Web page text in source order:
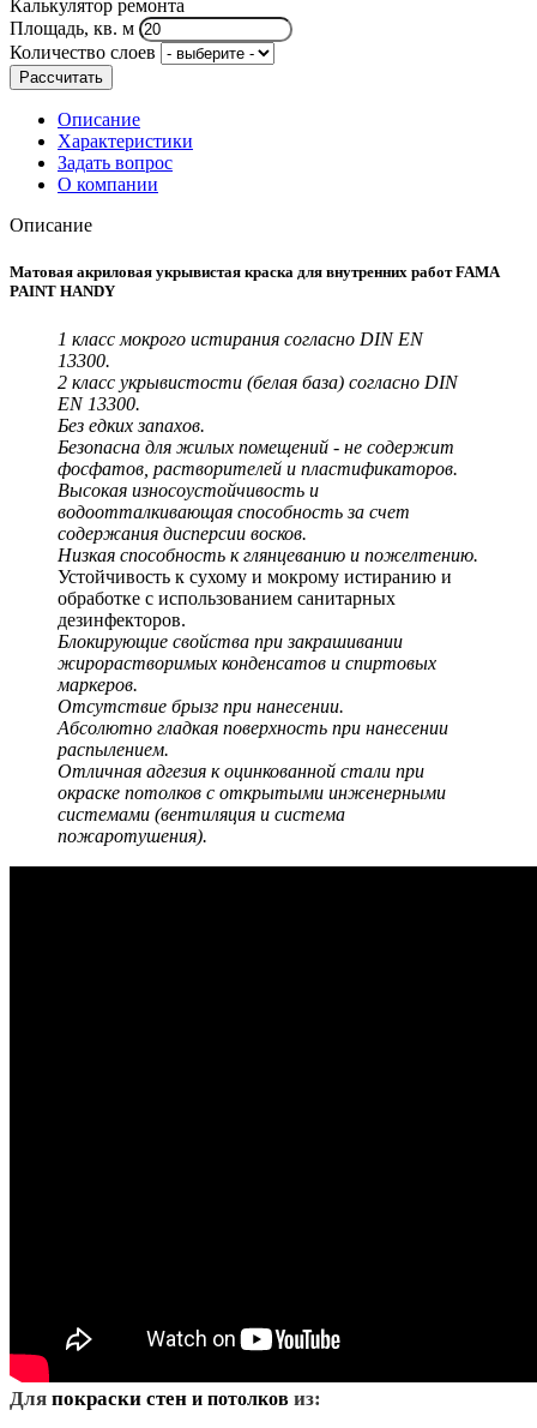
Калькулятор ремонта
Площадь, кв. м
Количество слоев
Рассчитать
Описание
Характеристики
Задать вопрос
О компании
Описание
Матовая акриловая укрывистая краска для внутренних работ FAMA
PAINT HANDY
1 класс мокрого истирания согласно DIN EN
13300.
2 класс укрывистости (белая база) согласно DIN
EN 13300.
Без едких запахов.
Безопасна для жилых помещений - не содержит
фосфатов, растворителей и пластификаторов.
Высокая износоустойчивость и
водоотталкивающая способность за счет
содержания дисперсии восков.
Низкая способность к глянцеванию и пожелтению.
Устойчивость к сухому и мокрому истиранию и
обработке с использованием санитарных
дезинфекторов.
Блокирующие свойства при закрашивании
жирорастворимых конденсатов и спиртовых
маркеров.
Отсутствие брызг при нанесении.
Абсолютно гладкая поверхность при нанесении
распылением.
Отличная адгезия к оцинкованной стали при
окраске потолков с открытыми инженерными
системами (вентиляция и система
пожаротушения).
Для покраски стен и потолков из: